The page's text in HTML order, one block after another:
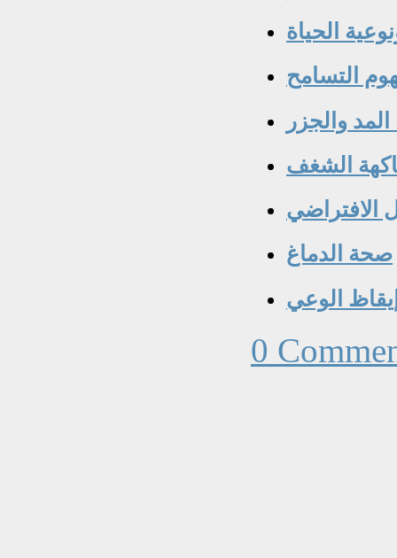
الحياة
التسامح
والجزر
الشغف
الافتراضي
صحة الدماغ
الوعي
0